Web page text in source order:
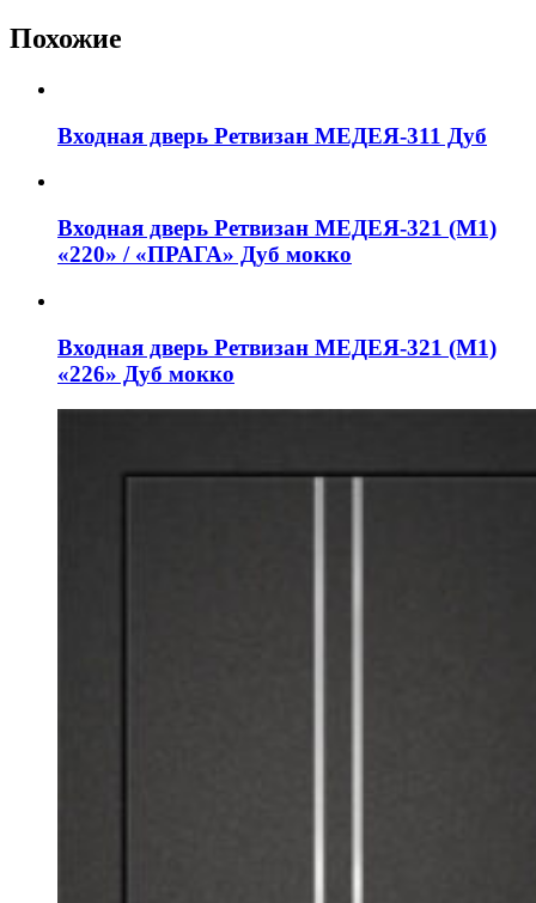
Похожие
Входная дверь Ретвизан МЕДЕЯ-311 Дуб
Входная дверь Ретвизан МЕДЕЯ-321 (М1)
«220» / «ПРАГА» Дуб мокко
Входная дверь Ретвизан МЕДЕЯ-321 (М1)
«226» Дуб мокко